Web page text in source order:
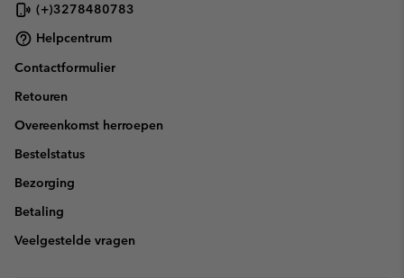
(+)3278480783
Helpcentrum
Contactformulier
Retouren
Overeenkomst herroepen
Bestelstatus
Bezorging
Betaling
Veelgestelde vragen